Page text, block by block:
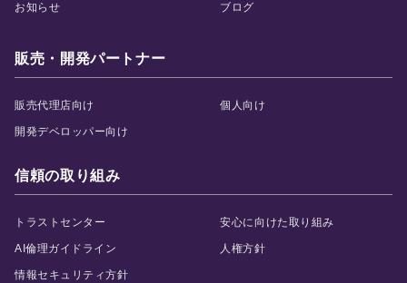
お知らせ ブログ
販売・開発パートナー
販売代理店向け 個人向け
開発デベロッパー向け
信頼の取り組み
トラストセンター 安心に向けた取り組み
AI倫理ガイドライン 人権方針
情報セキュリティ方針